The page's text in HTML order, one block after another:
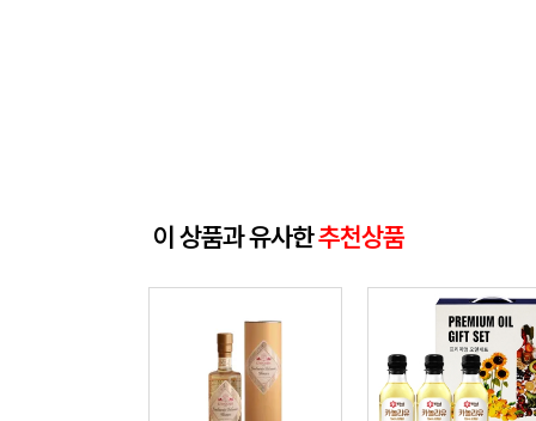
이 상품과 유사한추천상품